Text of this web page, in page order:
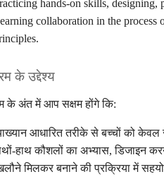
hands-on skills,
collaboration in the process
के उद्देश्य
के अंत में आप सक्षम होंगे कि:
आधारित तरीके से बच्चों को
हाथ कौशलों का अभ्यास, डिजाइन
मिलकर बनाने की प्रक्रिया में